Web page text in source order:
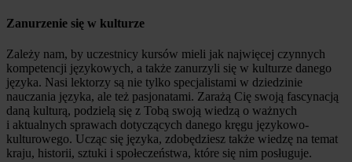
Zanurzenie się w kulturze
Zależy nam, by uczestnicy kursów mieli jak najwięcej czynnych
kompetencji językowych, a także zanurzyli się w kulturze danego
języka. Nasi lektorzy są nie tylko specjalistami w dziedzinie
nauczania języka, ale też pasjonatami. Zarażą Cię swoją fascynacją
daną kulturą, podzielą się z Tobą swoją wiedzą o ważnych
i aktualnych sprawach dotyczących danego kręgu językowo-
kulturowego. Ucząc się języka, zdobędziesz także wiedzę na temat
kraju, historii, sztuki i społeczeństwa, które się nim posługuje.